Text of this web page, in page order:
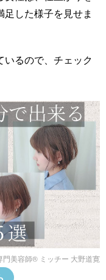
した様子を見せま
るので、チェック
門美容師®︎ ミッチー 大野道寛